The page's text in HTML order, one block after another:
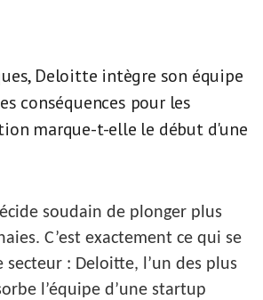
Deloitte intègre son équipe
conséquences pour les
marque-t-elle le début d'une
soudain de plonger plus
C’est exactement ce qui se
: Deloitte, l’un des plus
l’équipe d’une startup